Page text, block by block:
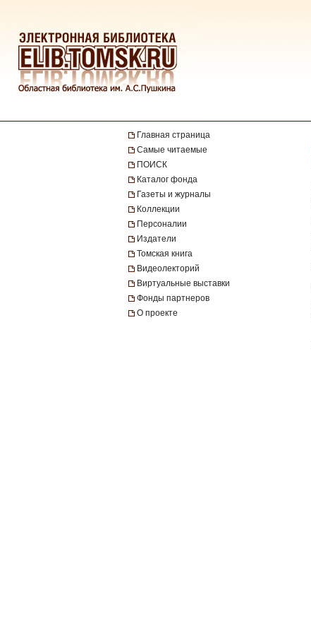
Главная страница
Самые читаемые
ПОИСК
Каталог фонда
Газеты и журналы
Коллекции
Персоналии
Издатели
Томская книга
Видеолекторий
Виртуальные выставки
Фонды партнеров
О проекте